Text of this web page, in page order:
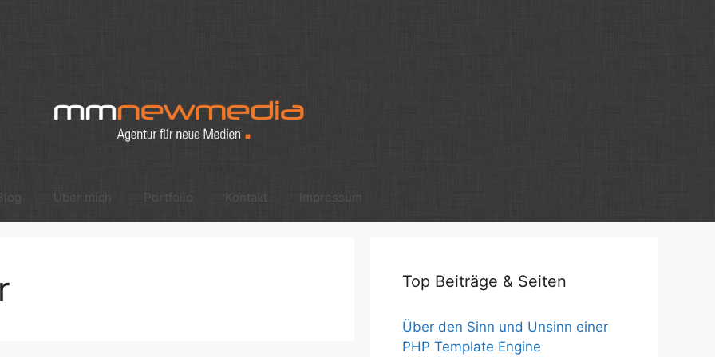
Über mich Portfolio Kontakt Impressum
Top Beiträge & Seiten
Über den Sinn und Unsinn einer
PHP Template Engine